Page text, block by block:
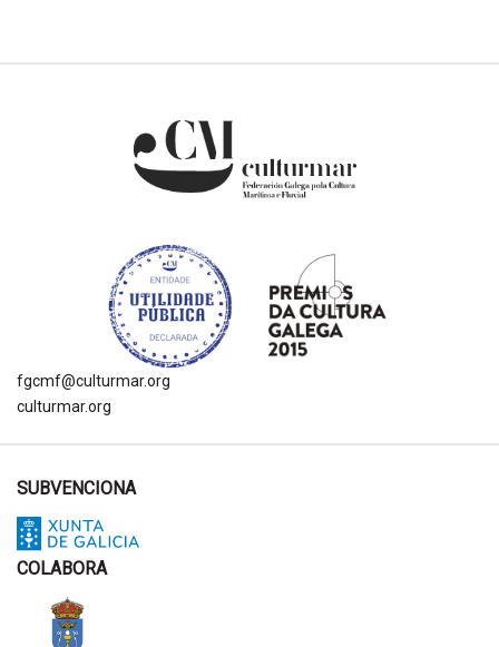
fgcmf@culturmar.org
culturmar.org
SUBVENCIONA
COLABORA